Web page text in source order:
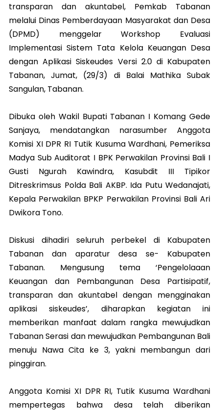
transparan dan akuntabel, Pemkab Tabanan
melalui Dinas Pemberdayaan Masyarakat dan Desa
(DPMD) menggelar Workshop Evaluasi
Implementasi Sistem Tata Kelola Keuangan Desa
dengan Aplikasi Siskeudes Versi 2.0 di Kabupaten
Tabanan, Jumat, (29/3) di Balai Mathika Subak
Sangulan, Tabanan.
Dibuka oleh Wakil Bupati Tabanan I Komang Gede
Sanjaya, mendatangkan narasumber Anggota
Komisi XI DPR RI Tutik Kusuma Wardhani, Pemeriksa
Madya Sub Auditorat I BPK Perwakilan Provinsi Bali I
Gusti Ngurah Kawindra, Kasubdit III Tipikor
Ditreskrimsus Polda Bali AKBP. Ida Putu Wedanajati,
Kepala Perwakilan BPKP Perwakilan Provinsi Bali Ari
Dwikora Tono.
Diskusi dihadiri seluruh perbekel di Kabupaten
Tabanan dan aparatur desa se- Kabupaten
Tabanan. Mengusung tema ‘Pengelolaaan
Keuangan dan Pembangunan Desa Partisipatif,
transparan dan akuntabel dengan mengginakan
aplikasi siskeudes’, diharapkan kegiatan ini
memberikan manfaat dalam rangka mewujudkan
Tabanan Serasi dan mewujudkan Pembangunan Bali
menuju Nawa Cita ke 3, yakni membangun dari
pinggiran.
Anggota Komisi XI DPR RI, Tutik Kusuma Wardhani
mempertegas bahwa desa telah diberikan